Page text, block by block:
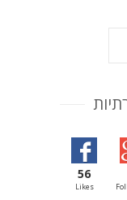
56
Likes